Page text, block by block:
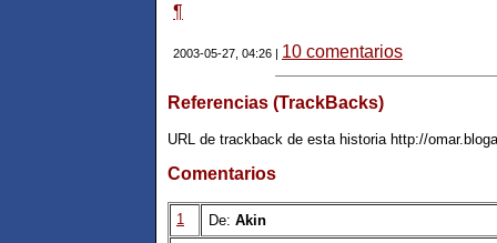
¶
2003-05-27, 04:26 | 10 comentarios
Referencias (TrackBacks)
URL de trackback de esta historia http://
Comentarios
1 De: Akin